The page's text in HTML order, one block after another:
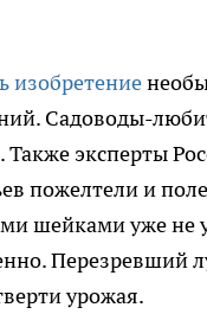
изобретение
Садоводы-
эксперты
пожелтели и
шейками уже не
Перезревший
урожая.